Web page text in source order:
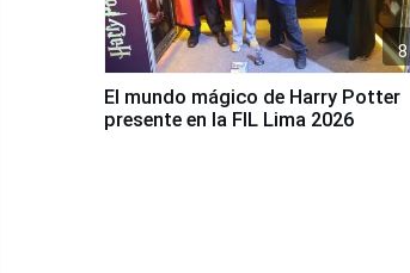
8
El mundo mágico de Harry Potter
presente en la FIL Lima 2026